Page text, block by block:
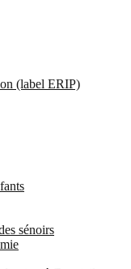
(label ERIP)
sénoirs